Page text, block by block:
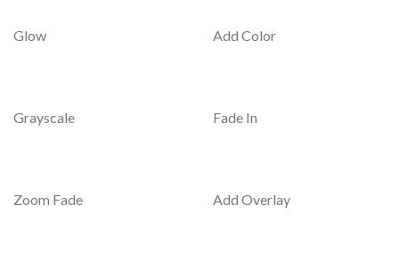
Glow Add Color
Grayscale Fade In
Zoom Fade Add Overlay